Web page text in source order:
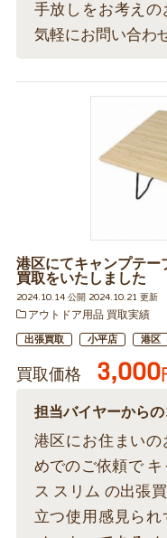
手放しをお考え
気軽にお問い合わ
港区にてキャンプテー
買取をいたしました
2024.10.14 公開 2024.10.21 更新
アウトドア用品 買取実績
出張買取 小平店 港区
買取価格 3,000
担当バイヤーからの
港区にお住まいの
めでのご依頼で
ス スリム の出張
立つ使用感見ら